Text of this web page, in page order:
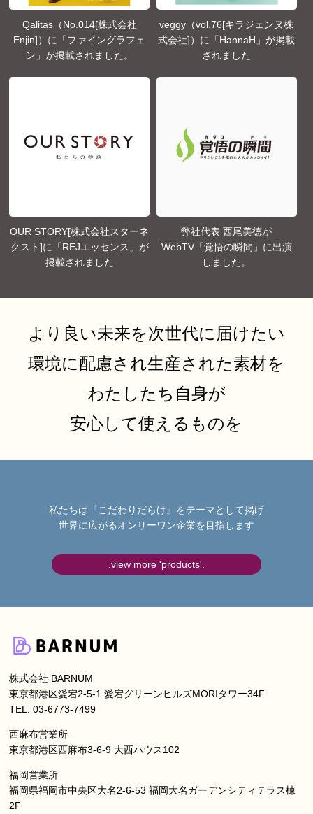
Qalitas（No.014[株式会社
Enjin]）に「ファイングラフェ
ン」が掲載されました。
veggy（vol.76[キラジェンヌ株
式会社]）に「HannaH」が掲載
されました
OUR STORY[株式会社スターネ
クスト]に「REJエッセンス」が
掲載されました
弊社代表 西尾美徳が
WebTV「覚悟の瞬間」に出演
しました。
より良い未来を次世代に届けたい
環境に配慮され生産された素材を
わたしたち自身が
安心して使えるものを
私たちは『こだわりだらけ』をテーマとして掲げ
世界に広がるオンリーワン企業を目指します
.view more 'products'.
株式会社 BARNUM
東京都港区愛宕2-5-1 愛宕グリーンヒルズMORIタワー34F
TEL: 03-6773-7499
西麻布営業所
東京都港区西麻布3-6-9 大西ハウス102
福岡営業所
福岡県福岡市中央区大名2-6-53 福岡大名ガーデンシティテラス棟
2F